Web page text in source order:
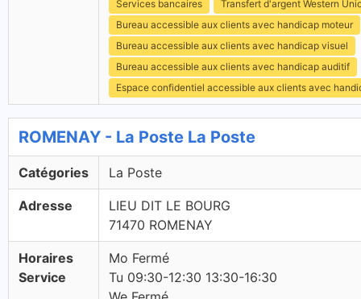
Services bancaires
Transfert d'argent Western
Bureau accessible aux clients avec handicap moteur
Bureau accessible aux clients avec handicap visuel
Bureau accessible aux clients avec handicap auditif
Espace confidentiel accessible aux clients avec
ROMENAY - La Poste La Poste
Catégories La Poste
Adresse
LIEU DIT LE BOURG
71470 ROMENAY
Horaires
Service
Mo Fermé
Tu 09:30-12:30 13:30-16:30